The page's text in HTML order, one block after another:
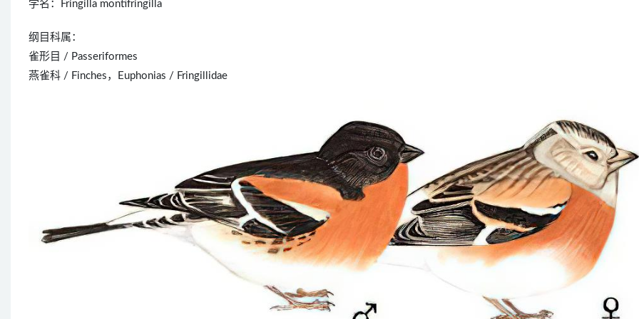
学名：Fringilla montifringilla
纲目科属：
雀形目 / Passeriformes
燕雀科 / Finches，Euphonias / Fringillidae